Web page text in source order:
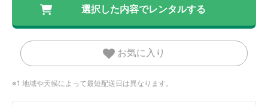
お気に入り
※1 地域や天候によって最短配送日は異なります。